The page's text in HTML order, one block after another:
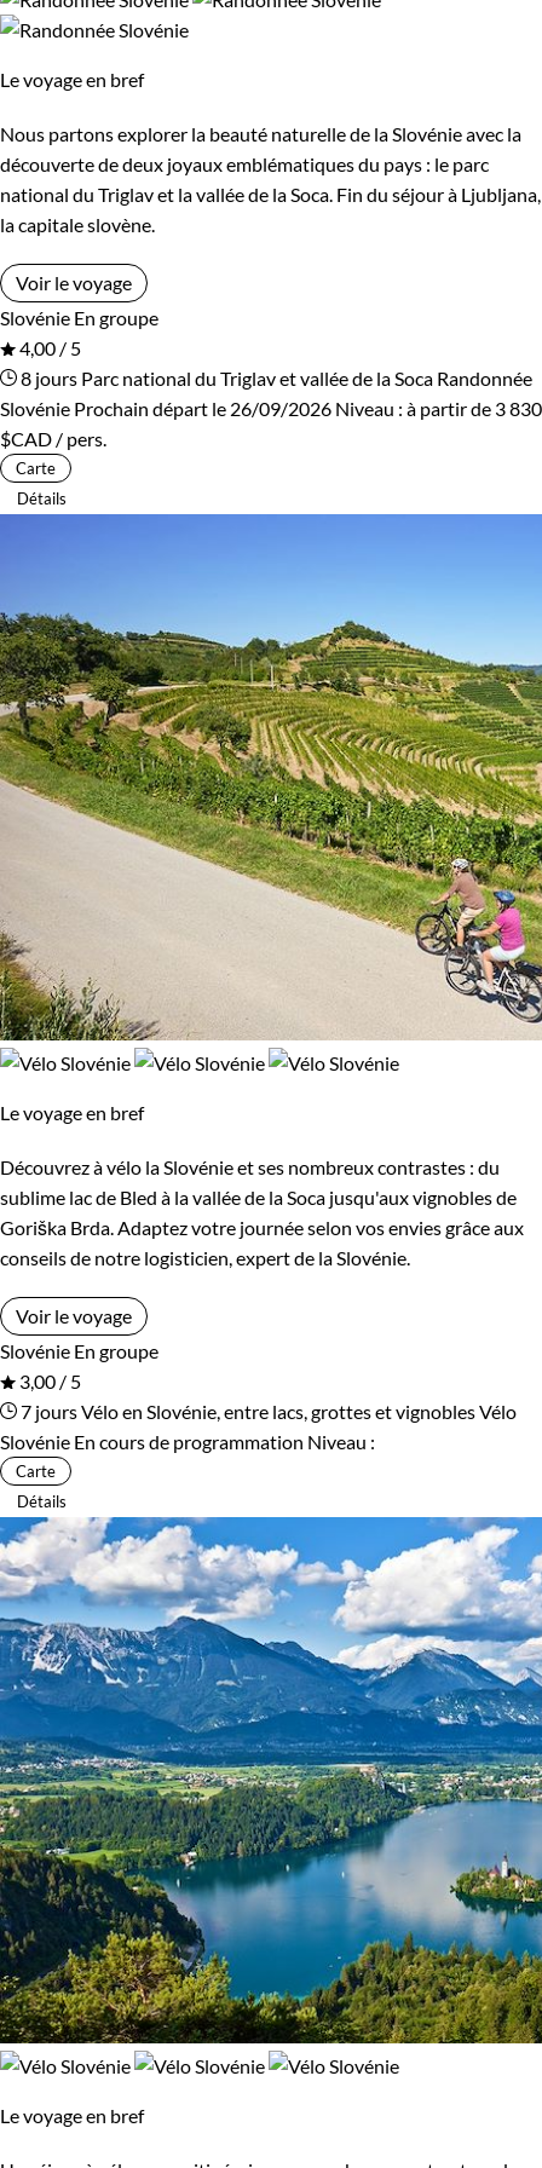
Ljubljana
Guide de voyage Slovénie
Itinérant
Environnement
Forêts, collines, rivières et lacs
Patrimoine et Nature
Le voyage en bref
Nous partons explorer la beauté naturelle de la Slovénie avec la
découverte de deux joyaux emblématiques du pays : le parc
national du Triglav et la vallée de la Soca. Fin du séjour à Ljubljana,
la capitale slovène.
Voir le voyage
Slovénie En groupe
4,00 / 5
8 jours Parc national du Triglav et vallée de la Soca Randonnée
Slovénie Prochain départ le 26/09/2026 Niveau : à partir de 3 830
$CAD / pers.
Carte
Détails
Le voyage en bref
Découvrez à vélo la Slovénie et ses nombreux contrastes : du
sublime lac de Bled à la vallée de la Soca jusqu'aux vignobles de
Goriška Brda. Adaptez votre journée selon vos envies grâce aux
conseils de notre logisticien, expert de la Slovénie.
Voir le voyage
Slovénie En groupe
3,00 / 5
7 joursVélo en Slovénie, entre lacs, grottes et vignoblesVélo
Slovénie En cours de programmation Niveau :
Carte
Détails
Le voyage en bref